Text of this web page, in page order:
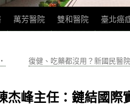
萬芳醫院 雙和醫院 臺北癌
復健、吃藥都沒用？新國民醫
杰峰主任：鏈結國際